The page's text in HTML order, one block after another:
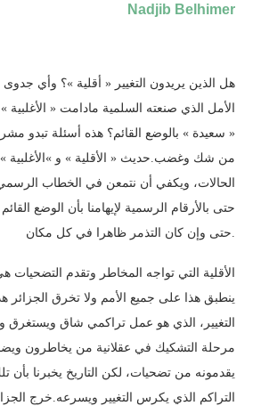
Nadjib Belhimer
الأمل الذي صنعته السلمية مادامت « الأغلبية
« سعيدة » بالوضع القائم؟ هذه أسئلة تبدو
من شك وغضب.حديث « الأقلية » و
الحالات، ويكفي أن نتمعن في الخطاب
حتى بالأرقام الرسمية لإيهامنا بأن الوضع
الأقلية التي تواجه المخاطر وتقدم التضحيات
ينطبق هذا على جميع الأمم ولا تخرق الجزائر
التغيير، الذي هو عمل تراكمي شاق ويستغرق
مرحلة التشكيك في عقلانية من يخاطرون
يقدمونه من تضحيات، لكن التاريخ يخبرنا